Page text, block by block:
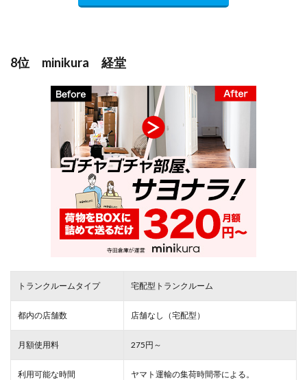
8位 minikura 経堂
トランクルームタイプ 宅配型トランクルーム
都内の店舗数 店舗なし（宅配型）
月額使用料 275円～
利用可能な時間 ヤマト運輸の集荷時間帯による。